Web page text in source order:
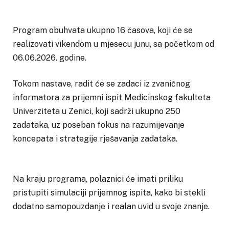
Program obuhvata ukupno 16 časova, koji će se
realizovati vikendom u mjesecu junu, sa početkom od
06.06.2026. godine.
Tokom nastave, radit će se zadaci iz zvaničnog
informatora za prijemni ispit Medicinskog fakulteta
Univerziteta u Zenici, koji sadrži ukupno 250
zadataka, uz poseban fokus na razumijevanje
koncepata i strategije rješavanja zadataka.
Na kraju programa, polaznici će imati priliku
pristupiti simulaciji prijemnog ispita, kako bi stekli
dodatno samopouzdanje i realan uvid u svoje znanje.